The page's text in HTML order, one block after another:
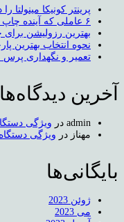
پرینتر کونیکا مینولتا
۶ عاملی که آینده چاپ سابلیمیشن را شکل می دهد
بهترین رزولیشن
نحوه انتخاب بهترین
تعمیر و نگهداری پرس
آخرین دیدگاه‌ها
admin در ویژگی
مهناز در ویژگی
بایگانی‌ها
ژوئن 2023
می 2023